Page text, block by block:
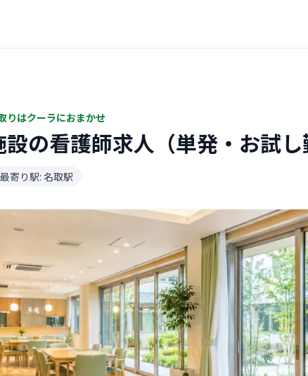
りはクーラにおまかせ
の看護師求人（単発・お試し
最寄り駅: 名取駅